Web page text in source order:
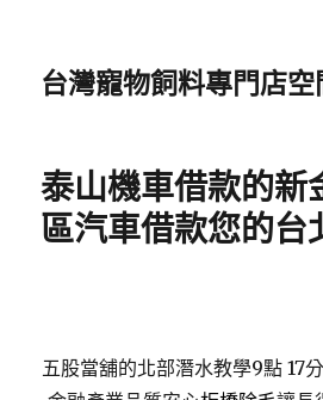
台灣寵物飼料專門店空
泰山機車借款的新
區汽車借款您的台
五股當舖的北部潛水教學9點 17